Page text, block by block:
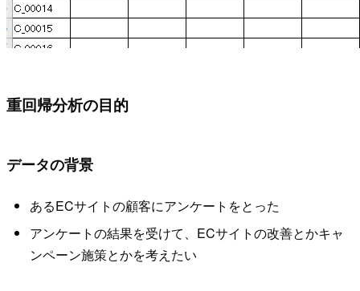
重回帰分析の目的
データの背景
あるECサイトの顧客にアンケートをとった
アンケートの結果を受けて、ECサイトの改善とかキャ
ンペーン施策とかを考えたい